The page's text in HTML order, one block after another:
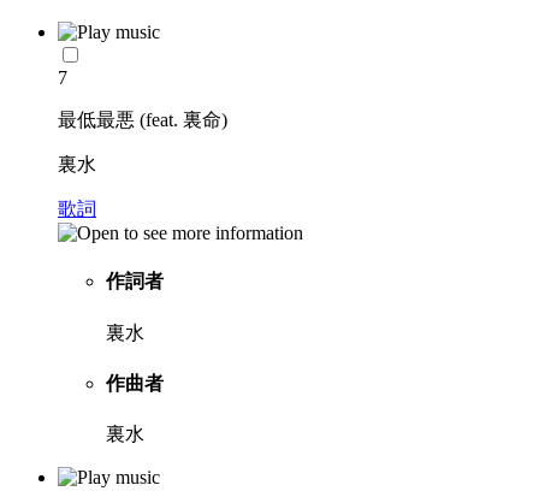
7
最低最悪 (feat. 裏命)
裏水
歌詞
作詞者
裏水
作曲者
裏水